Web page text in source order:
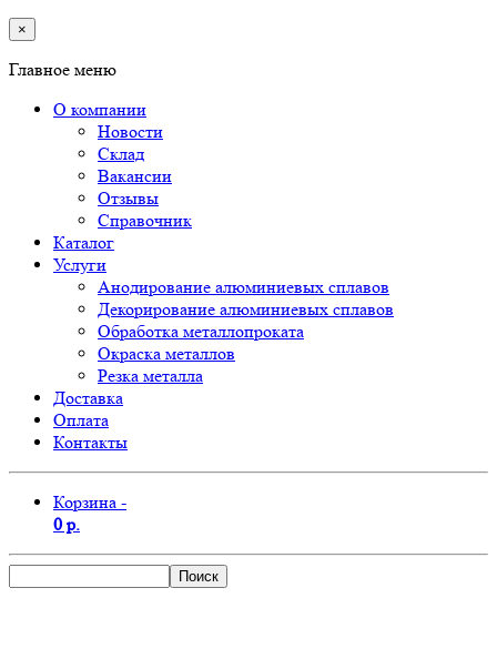
×
Главное меню
О компании
Новости
Склад
Вакансии
Отзывы
Справочник
Каталог
Услуги
Анодирование алюминиевых сплавов
Декорирование алюминиевых сплавов
Обработка металлопроката
Окраска металлов
Резка металла
Доставка
Оплата
Контакты
Корзина -
0 р.